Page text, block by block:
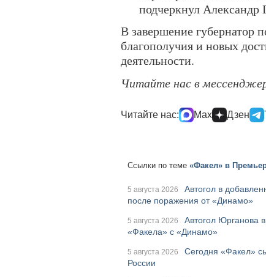
подчеркнул Александр
В завершение губернатор
благополучия и новых
деятельности.
Читайте нас в
Читайте нас: Max Дзен
Ссылки по теме «Факел» в
5 августа 2026
Автогол в
после поражения от «Динамо»
5 августа 2026
Автогол Юрганова
«Факела» с «Динамо»
5 августа 2026
Сегодня «Факел»
России